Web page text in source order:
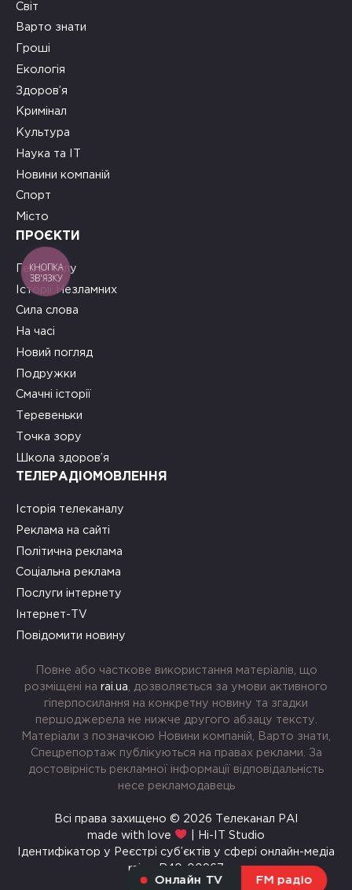
Онлайн TV FM радіо
Світ
Варто знати
Гроші
Екологія
Здоров’я
Кримінал
Культура
Наука та ІТ
Новини компаній
Спорт
Місто
ПРОЄКТИ
Герої тилу
Історії Незламних
Сила слова
На часі
Новий погляд
Подружки
Смачні історії
Теревеньки
Точка зору
Школа здоров’я
ТЕЛЕРАДІОМОВЛЕННЯ
Історія телеканалу
Реклама на сайті
Політична реклама
Соціальна реклама
Послуги інтернету
Інтернет-TV
Повідомити новину
Повне або часткове використання матеріалів, що
розміщені на rai.ua , дозволяється за умови активного
гіперпосилання на конкретну новину та згадки
першоджерела не нижче другого абзацу тексту.
Матеріали з позначкою Новини компаній, Варто знати,
Спецрепортаж публікуються на правах реклами. За
достовірність рекламної інформації відповідальність
несе рекламодавець
Всі права захищено © 2026 Телеканал РАІ
made with love
| Hi-IT Studio
Ідентифікатор у Реєстрі суб’єктів у сфері онлайн-медіа
rai.ua R40-00967
КНОПКА
ЗВ'ЯЗКУ